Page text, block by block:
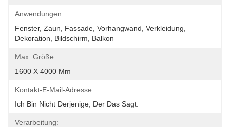
Anwendungen:
Fenster, Zaun, Fassade, Vorhangwand, Verkleidung,
Dekoration, Bildschirm, Balkon
Max. Größe:
1600 X 4000 Mm
Kontakt-E-Mail-Adresse:
Ich Bin Nicht Derjenige, Der Das Sagt.
Verarbeitung: